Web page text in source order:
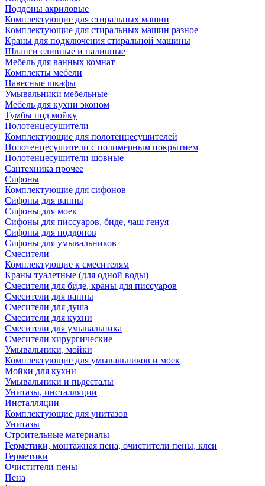
Поддоны акриловые
Комплектующие для стиральных машин
Комплектующие для стиральных машин разное
Краны для подключения стиральной машины
Шланги сливные и наливные
Мебель для ванных комнат
Комплекты мебели
Навесные шкафы
Умывальники мебельные
Мебель для кухни эконом
Тумбы под мойку
Полотенцесушители
Комплектующие для полотенцесушителей
Полотенцесушители с полимерным покрытием
Полотенцесушители шовные
Сантехника прочее
Сифоны
Комплектующие для сифонов
Сифоны для ванны
Сифоны для моек
Сифоны для писсуаров, биде, чаш генуя
Сифоны для поддонов
Сифоны для умывальников
Смесители
Комплектующие к смесителям
Краны туалетные (для одной воды)
Смесители для биде, краны для писсуаров
Смесители для ванны
Смесители для душа
Смесители для кухни
Смесители для умывальника
Смесители хирургические
Умывальники, мойки
Комплектующие для умывальников и моек
Мойки для кухни
Умывальники и пьдесталы
Унитазы, инсталляции
Инсталляции
Комплектующие для унитазов
Унитазы
Строительные материалы
Герметики, монтажная пена, очистители пены, клеи
Герметики
Очистители пены
Пена